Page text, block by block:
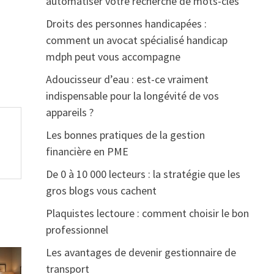
Droits des personnes handicapées :
comment un avocat spécialisé handicap
mdph peut vous accompagne
Adoucisseur d’eau : est-ce vraiment
indispensable pour la longévité de vos
appareils ?
Les bonnes pratiques de la gestion
financière en PME
De 0 à 10 000 lecteurs : la stratégie que les
gros blogs vous cachent
Plaquistes lectoure : comment choisir le bon
professionnel
Les avantages de devenir gestionnaire de
transport